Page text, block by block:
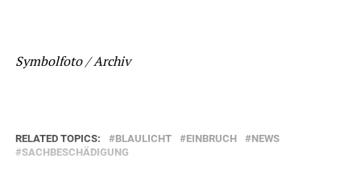
Symbolfoto / Archiv
RELATED TOPICS: BLAULICHT EINBRUCH
NEWS
SACHBESCHÄDIGUNG